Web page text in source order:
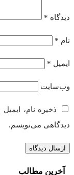
دیدگاه *
نام *
ایمیل *
وب‌سایت
ذخیره نام،
دیدگاهی می‌نویسم.
آخرین مطالب